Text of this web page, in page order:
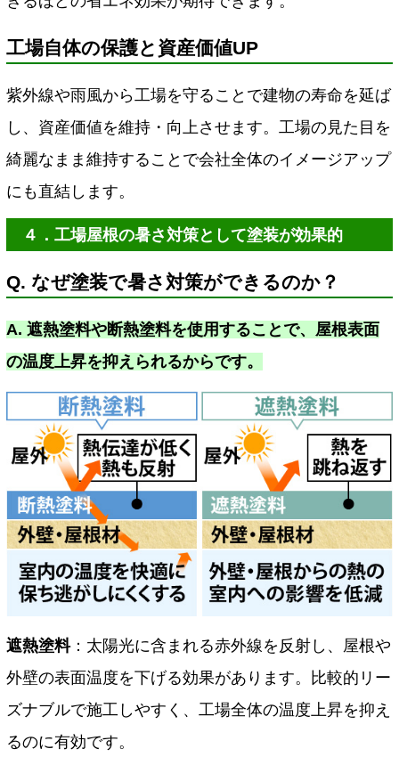
工場自体の保護と資産価値UP
紫外線や雨風から工場を守ることで建物の寿命を延ば
し、資産価値を維持・向上させます。工場の見た目を
綺麗なまま維持することで会社全体のイメージアップ
にも直結します。
４．工場屋根の暑さ対策として塗装が効果的
Q. なぜ塗装で暑さ対策ができるのか？
A. 遮熱塗料や断熱塗料を使用することで、屋根表面
の温度上昇を抑えられるからです。
遮熱塗料：太陽光に含まれる赤外線を反射し、屋根や
外壁の表面温度を下げる効果があります。比較的リー
ズナブルで施工しやすく、工場全体の温度上昇を抑え
るのに有効です。